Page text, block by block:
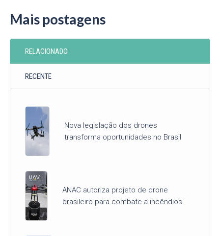
Mais postagens
RELACIONADO
RECENTE
Nova legislação dos drones
transforma oportunidades no Brasil
ANAC autoriza projeto de drone
brasileiro para combate a incêndios